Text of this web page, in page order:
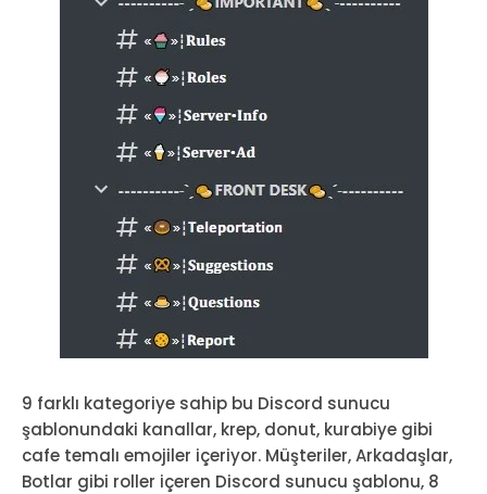
9 farklı kategoriye sahip bu Discord sunucu
şablonundaki kanallar, krep, donut, kurabiye gibi
cafe temalı emojiler içeriyor. Müşteriler, Arkadaşlar,
Botlar gibi roller içeren Discord sunucu şablonu, 8